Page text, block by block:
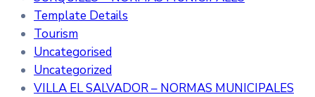
Template Details
Tourism
Uncategorised
Uncategorized
VILLA EL SALVADOR – NORMAS MUNICIPALES